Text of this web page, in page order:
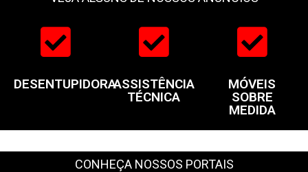
DESENTUPIDORAASSISTÊNCIA
TÉCNICA
MÓVEIS
SOBRE
MEDIDA
CONHEÇA NOSSOS PORTAIS